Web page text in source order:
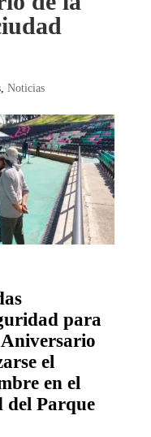
, Noticias
para
el
en el
del Parque